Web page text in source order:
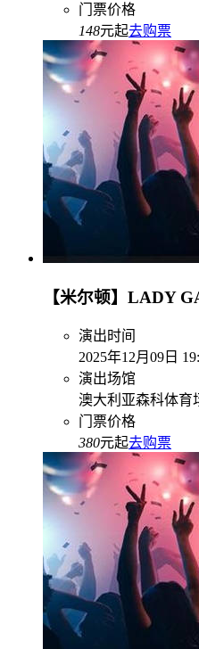
门票价格
148元起去购票
【米尔顿】LADY
演出时间
2025年12月09日
演出场馆
澳大利亚森科体育
门票价格
380元起去购票